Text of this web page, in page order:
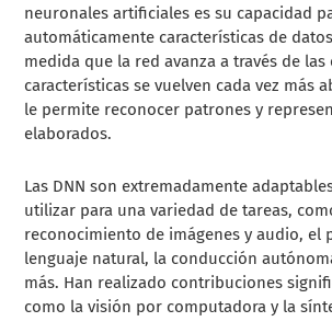
neuronales artificiales es su capacidad
automáticamente características de
medida que la red avanza a través de las
características se vuelven cada vez más
le permite reconocer patrones y
elaborados.
Las DNN son extremadamente
utilizar para una variedad de tareas,
reconocimiento de imágenes y audio, el
lenguaje natural, la conducción
más. Han realizado contribuciones
como la visión por computadora y la